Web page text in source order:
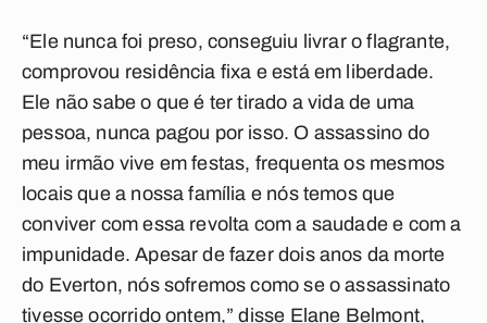
“Ele nunca foi preso, conseguiu livrar o flagrante,
comprovou residência fixa e está em liberdade.
Ele não sabe o que é ter tirado a vida de uma
pessoa, nunca pagou por isso. O assassino do
meu irmão vive em festas, frequenta os mesmos
locais que a nossa família e nós temos que
conviver com essa revolta com a saudade e com a
impunidade. Apesar de fazer dois anos da morte
do Everton, nós sofremos como se o assassinato
tivesse ocorrido ontem,” disse Elane Belmont,